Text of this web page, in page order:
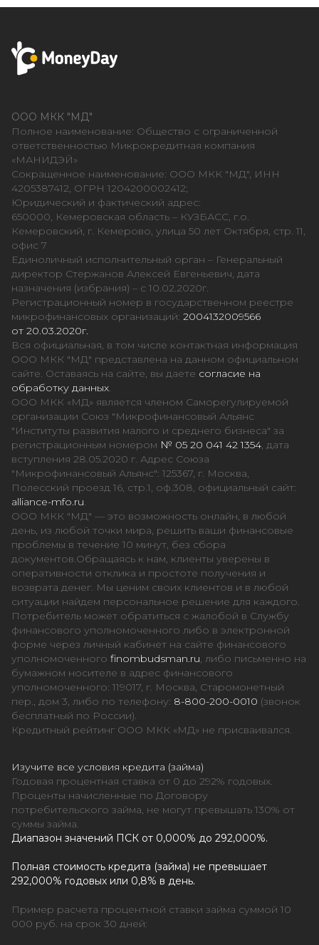
ООО МКК "МД"
Полное наименование: Общество с ограниченной
ответственностью Микрокредитная компания
«МАНИДЭЙ»
Сокращенное наименование: ООО МКК "МД", ИНН
4205387412, ОГРН 1204200002412;
Юридический и фактический адрес:
650000, Кемеровская область – КУЗБАСС, г.о.
Кемеровский, г. Кемерово, улица 50 лет Октября, стр. 11,
офис 7
Единоличный исполнительный орган – Генеральный
директор Стержанов Алексей Евгеньевич, дата
назначения (избрания) – с 10.02.2020г.
Регистрационный номер в государственном реестре
микрофинансовых организаций: 2004132009566
от 20.03.2020г.
Вся официальная, в том числе контактная информация
ООО МКК "МД" представлена на данном официальном
сайте. Оставаясь на сайте, вы даете согласие на
обработку данных.
ООО МКК «МД» является членом Саморегулируемой
организации Союз "Микрофинансовый Альянс
"Институты развития малого и среднего бизнеса" за
регистрационным номером № 05 20 041 42 1354, дата
вступления 28.05.2020 г. Адрес Союза
"Микрофинансовый Альянс": 125367, г. Москва,
Полесский проезд 16, стр.1, оф.308, официальный сайт:
alliance-mfo.ru.
ООО МКК "МД" — это возможность онлайн, в любой
день, из любой точки мира, решить ваши финансовые
проблемы в течение 10 минут, без сбора
документов.Обращаясь к нам, клиенты уверены в
оперативности отклика и простоте получения и
возврата денег. Мы ценим своих клиентов и в любой
ситуации найдем персональное решение для каждого.
Потребитель может обратиться с жалобой в Службу
финансового уполномоченного либо в электронной
форме через личный кабинет на сайте финансового
уполномоченного finombudsman.ru, либо письменно на
бумажном носителе в адрес финансового
уполномоченного: 119017, г. Москва, Старомонетный
пер., дом 3, либо по телефону: 8-800-200-0010 (звонок
бесплатный по России).
Кредитный рейтинг ООО МКК «МД» не присваивался.
Изучите все условия кредита (займа)
Годовая процентная ставка от 0 до 292% годовых.
Проценты начисленные по Договору
потребительского займа, не могут превышать 130% от
суммы займа.
Диапазон значений ПСК от 0,000% до 292,000%.
Полная стоимость кредита (займа) не превышает
292,000% годовых или 0,8% в день.
Пример расчета процентной ставки займа суммой 10
000 руб. на срок 30 дней: